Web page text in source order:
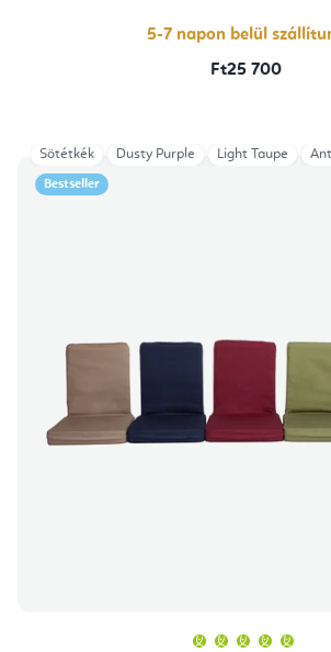
5-7 napon belül
Ft25 700
Bestseller
Sötétkék Dusty Purple Light Taupe